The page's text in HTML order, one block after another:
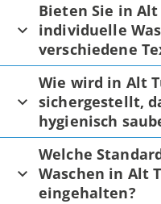
Bieten Sie in Alt
individuelle
verschiedene
Wie wird in Alt
sichergestellt,
hygienisch
Welche
Waschen in Alt
eingehalten?